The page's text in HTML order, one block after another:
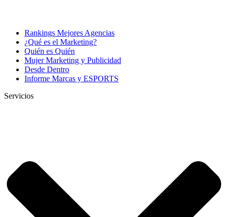
Rankings Mejores Agencias
¿Qué es el Marketing?
Quién es Quién
Mujer Marketing y Publicidad
Desde Dentro
Informe Marcas y ESPORTS
Servicios